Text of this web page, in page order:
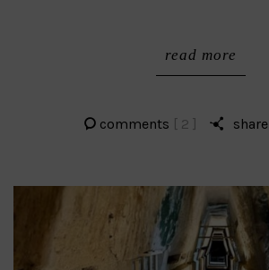
read more
comments [ 2 ] share